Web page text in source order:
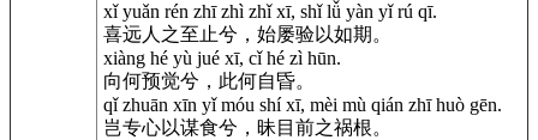
xǐ yuǎn rén zhī zhì zhǐ xī, shǐ lǚ yàn yǐ rú qī.
喜远人之至止兮，始屡验以如期。
xiàng hé yù jué xī, cǐ hé zì hūn.
向何预觉兮，此何自昏。
qǐ zhuān xīn yǐ móu shí xī, mèi mù qián zhī huò gēn.
岂专心以谋食兮，昧目前之祸根。